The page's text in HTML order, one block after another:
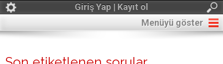
Giriş Yap | Kayıt ol
Menüyü göster